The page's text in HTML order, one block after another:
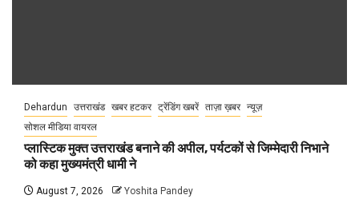
Dehardun उत्तराखंड खबर हटकर ट्रेंडिंग खबरें ताज़ा ख़बर न्यूज़
सोशल मीडिया वायरल
प्लास्टिक मुक्त उत्तराखंड बनाने की अपील, पर्यटकों से जिम्मेदारी निभाने
को कहा मुख्यमंत्री धामी ने
August 7, 2026 Yoshita Pandey